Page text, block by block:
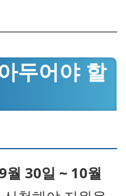
두어야 할
월 30일 ~ 10월